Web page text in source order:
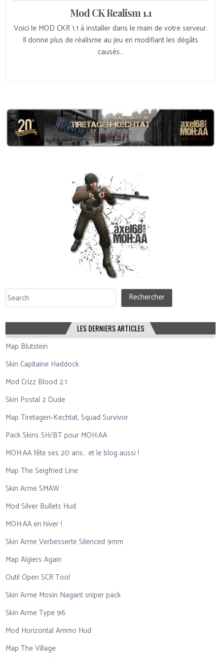
Mod CK Realism 1.1
Voici le MOD CKR 1.1 à installer dans le main de votre serveur.
Il donne plus de réalisme au jeu en modifiant les dégâts
causés…
Rechercher Rechercher
LES DERNIERS ARTICLES
Map Blutstein
Skin Capitaine Haddock
Mod Crizz Blood 2.1
Skin Postal 2 Dude
Map Tiretagen-Kechtat, Squad Survivor
Pack Skins SH/BT pour MOH:AA
MOH:AA fête ses 20 ans… et le blog aussi !
Map The Seigfried Line
Skin Arme SMAW
Mod Silver Bullets Hud
MOH:AA en hiver !
Skin Arme Verbesserte Silenced 9mm
Map Algiers Again
Outil Open SCR Tool
Skin Arme Mosin Nagant sniper pack
Skin Arme Type 96
Mod Horizontal Ammo Hud
Map The Village